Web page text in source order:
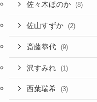
佐々木ほのか (8)
佐山すずか (2)
斎藤恭代 (9)
沢すみれ (1)
西葉瑞希 (3)